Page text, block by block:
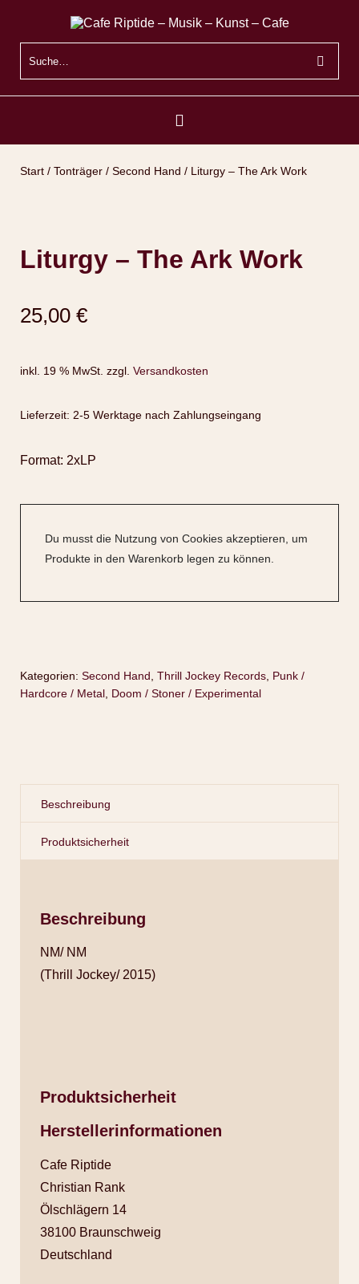
Start / Tonträger / Second Hand / Liturgy – The Ark Work
Liturgy – The Ark Work
25,00 €
inkl. 19 % MwSt. zzgl. Versandkosten
Lieferzeit: 2-5 Werktage nach Zahlungseingang
Format: 2xLP
Du musst die Nutzung von Cookies akzeptieren, um
Produkte in den Warenkorb legen zu können.
Kategorien: Second Hand Thrill Jockey Records Punk /
Hardcore / Metal Doom / Stoner / Experimental
Beschreibung
Produktsicherheit
Beschreibung
NM/ NM
(Thrill Jockey/ 2015)
Produktsicherheit
Herstellerinformationen
Cafe Riptide
Christian Rank
Ölschlägern 14
38100 Braunschweig
Deutschland